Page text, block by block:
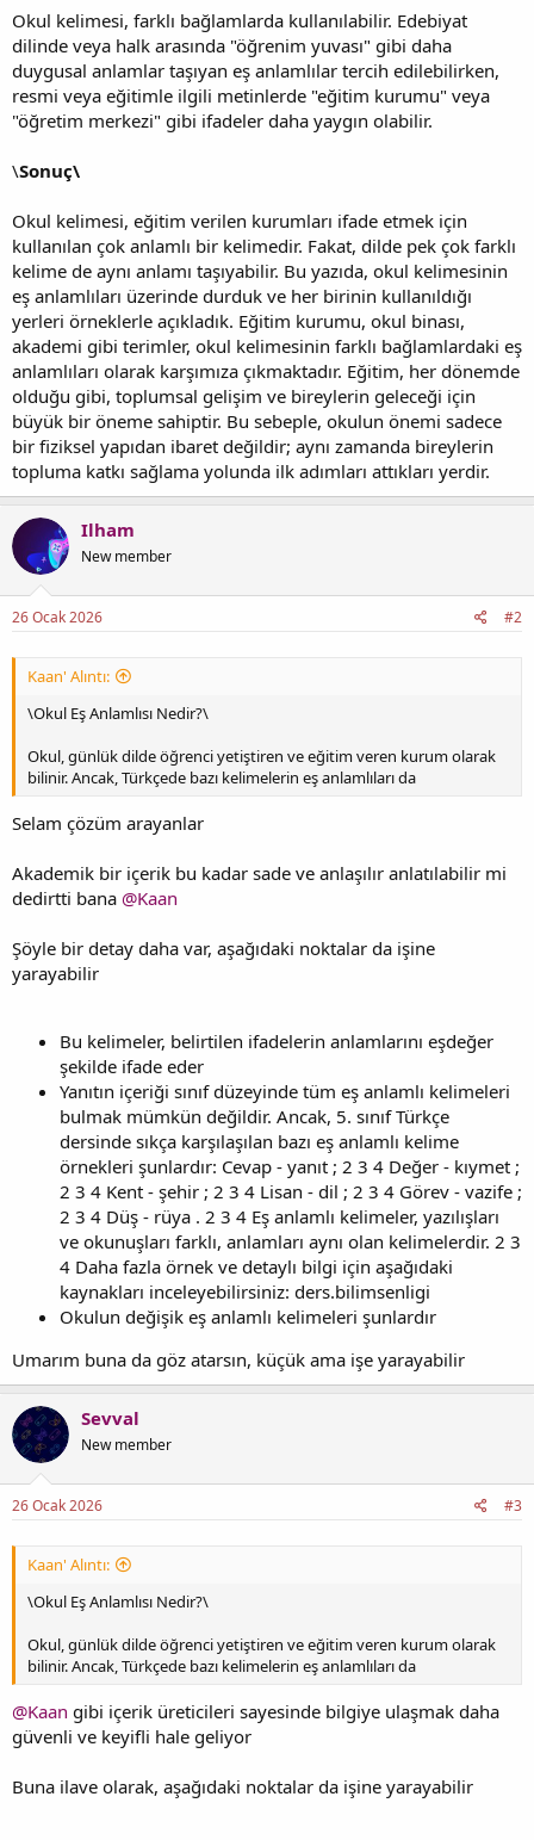
Okul kelimesi, farklı bağlamlarda kullanılabilir. Edebiyat
dilinde veya halk arasında "öğrenim yuvası" gibi daha
duygusal anlamlar taşıyan eş anlamlılar tercih edilebilirken,
resmi veya eğitimle ilgili metinlerde "eğitim kurumu" veya
"öğretim merkezi" gibi ifadeler daha yaygın olabilir.
\Sonuç\
Okul kelimesi, eğitim verilen kurumları ifade etmek için
kullanılan çok anlamlı bir kelimedir. Fakat, dilde pek çok farklı
kelime de aynı anlamı taşıyabilir. Bu yazıda, okul kelimesinin
eş anlamlıları üzerinde durduk ve her birinin kullanıldığı
yerleri örneklerle açıkladık. Eğitim kurumu, okul binası,
akademi gibi terimler, okul kelimesinin farklı bağlamlardaki eş
anlamlıları olarak karşımıza çıkmaktadır. Eğitim, her dönemde
olduğu gibi, toplumsal gelişim ve bireylerin geleceği için
büyük bir öneme sahiptir. Bu sebeple, okulun önemi sadece
bir fiziksel yapıdan ibaret değildir; aynı zamanda bireylerin
topluma katkı sağlama yolunda ilk adımları attıkları yerdir.
Ilham
New member
26 Ocak 2026 #2
Kaan' Alıntı:
\Okul Eş Anlamlısı Nedir?\
Okul, günlük dilde öğrenci yetiştiren ve eğitim veren kurum olarak
bilinir. Ancak, Türkçede bazı kelimelerin eş anlamlıları da
Selam çözüm arayanlar
Akademik bir içerik bu kadar sade ve anlaşılır anlatılabilir mi
dedirtti bana @Kaan
Şöyle bir detay daha var, aşağıdaki noktalar da işine
yarayabilir
Bu kelimeler, belirtilen ifadelerin anlamlarını eşdeğer
şekilde ifade eder
Yanıtın içeriği sınıf düzeyinde tüm eş anlamlı kelimeleri
bulmak mümkün değildir. Ancak, 5. sınıf Türkçe
dersinde sıkça karşılaşılan bazı eş anlamlı kelime
örnekleri şunlardır: Cevap - yanıt ; 2 3 4 Değer - kıymet ;
2 3 4 Kent - şehir ; 2 3 4 Lisan - dil ; 2 3 4 Görev - vazife ;
2 3 4 Düş - rüya . 2 3 4 Eş anlamlı kelimeler, yazılışları
ve okunuşları farklı, anlamları aynı olan kelimelerdir. 2 3
4 Daha fazla örnek ve detaylı bilgi için aşağıdaki
kaynakları inceleyebilirsiniz: ders.bilimsenligi
Okulun değişik eş anlamlı kelimeleri şunlardır
Umarım buna da göz atarsın, küçük ama işe yarayabilir
Sevval
New member
26 Ocak 2026 #3
Kaan' Alıntı:
\Okul Eş Anlamlısı Nedir?\
Okul, günlük dilde öğrenci yetiştiren ve eğitim veren kurum olarak
bilinir. Ancak, Türkçede bazı kelimelerin eş anlamlıları da
@Kaan gibi içerik üreticileri sayesinde bilgiye ulaşmak daha
güvenli ve keyifli hale geliyor
Buna ilave olarak, aşağıdaki noktalar da işine yarayabilir